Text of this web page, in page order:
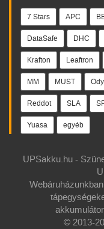
7 Stars APC
DataSafe DHC
Krafton Leaftron
MM MUST
Reddot SLA
Yuasa egyéb
UPSakku.hu -
© 2013-